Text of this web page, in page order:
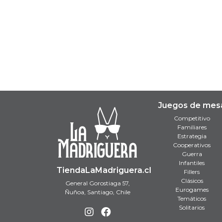
TiendaLaMadriguera.cl
General Gorostiaga 57,
Ñuñoa, Santiago, Chile
Juegos de
Competitivo
Familiares
Estrategia
Cooperativos
Guerra
Infantiles
Fillers
Clásicos
Eurogames
Temáticos
Solitarios